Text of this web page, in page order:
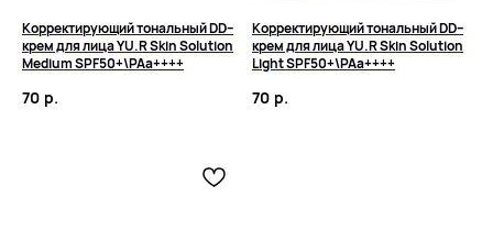
Корректирующий тональный DD–
крем для лица YU.R Skin Solution
Medium SPF50+\PAa++++
70 р.
Корректирующий тональный DD–
крем для лица YU.R Skin Solution
Light SPF50+\PAa++++
70 р.